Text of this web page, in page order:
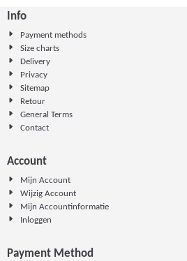
Info
Payment methods
Size charts
Delivery
Privacy
Sitemap
Retour
General Terms
Contact
Account
Mijn Account
Wijzig Account
Mijn Accountinformatie
Inloggen
Payment Method